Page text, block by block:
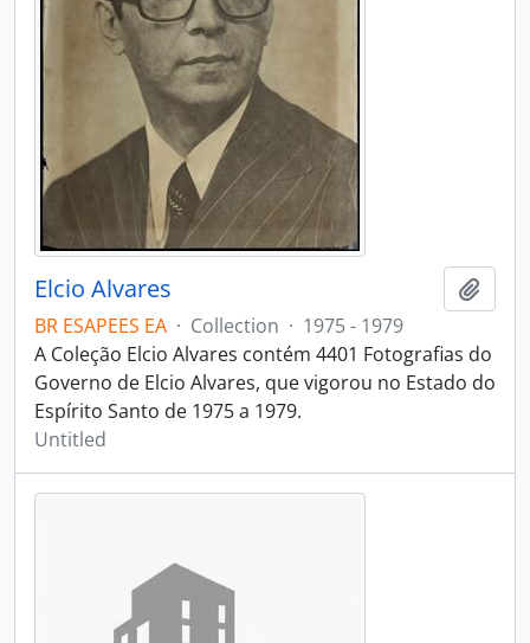
Elcio Alvares
BR ESAPEES EA · Collection · 1975 - 1979
A Coleção Elcio Alvares contém 4401 Fotografias do
Governo de Elcio Alvares, que vigorou no Estado do
Espírito Santo de 1975 a 1979.
Untitled